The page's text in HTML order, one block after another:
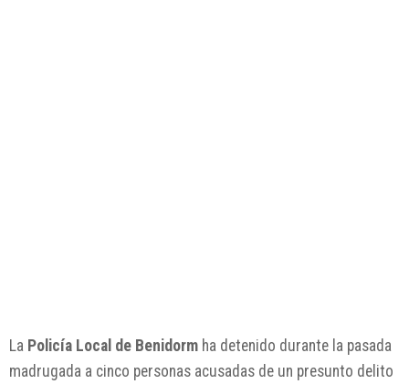
La Policía Local de Benidorm ha detenido durante la pasada
madrugada a cinco personas acusadas de un presunto delito